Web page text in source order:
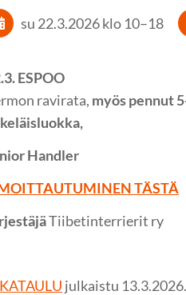
su 22.3.2026klo 10–18
ESPOO
ravirata, myös pennut
Handler
TÄSTÄ
Tiibetinterrierit ry
julkaistu 13.3.2026.